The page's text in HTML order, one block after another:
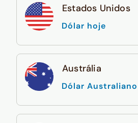
Estados Unidos
Dólar hoje
Austrália
Dólar